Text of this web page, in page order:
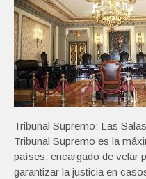
Tribunal Supremo: Las
Tribunal Supremo es la
países, encargado de velar
garantizar la justicia en